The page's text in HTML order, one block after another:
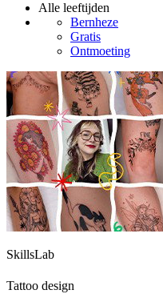
Alle leeftijden
Bernheze
Gratis
Ontmoeting
SkillsLab
Tattoo design